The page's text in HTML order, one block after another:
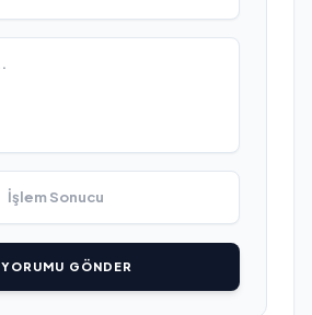
YORUMU GÖNDER